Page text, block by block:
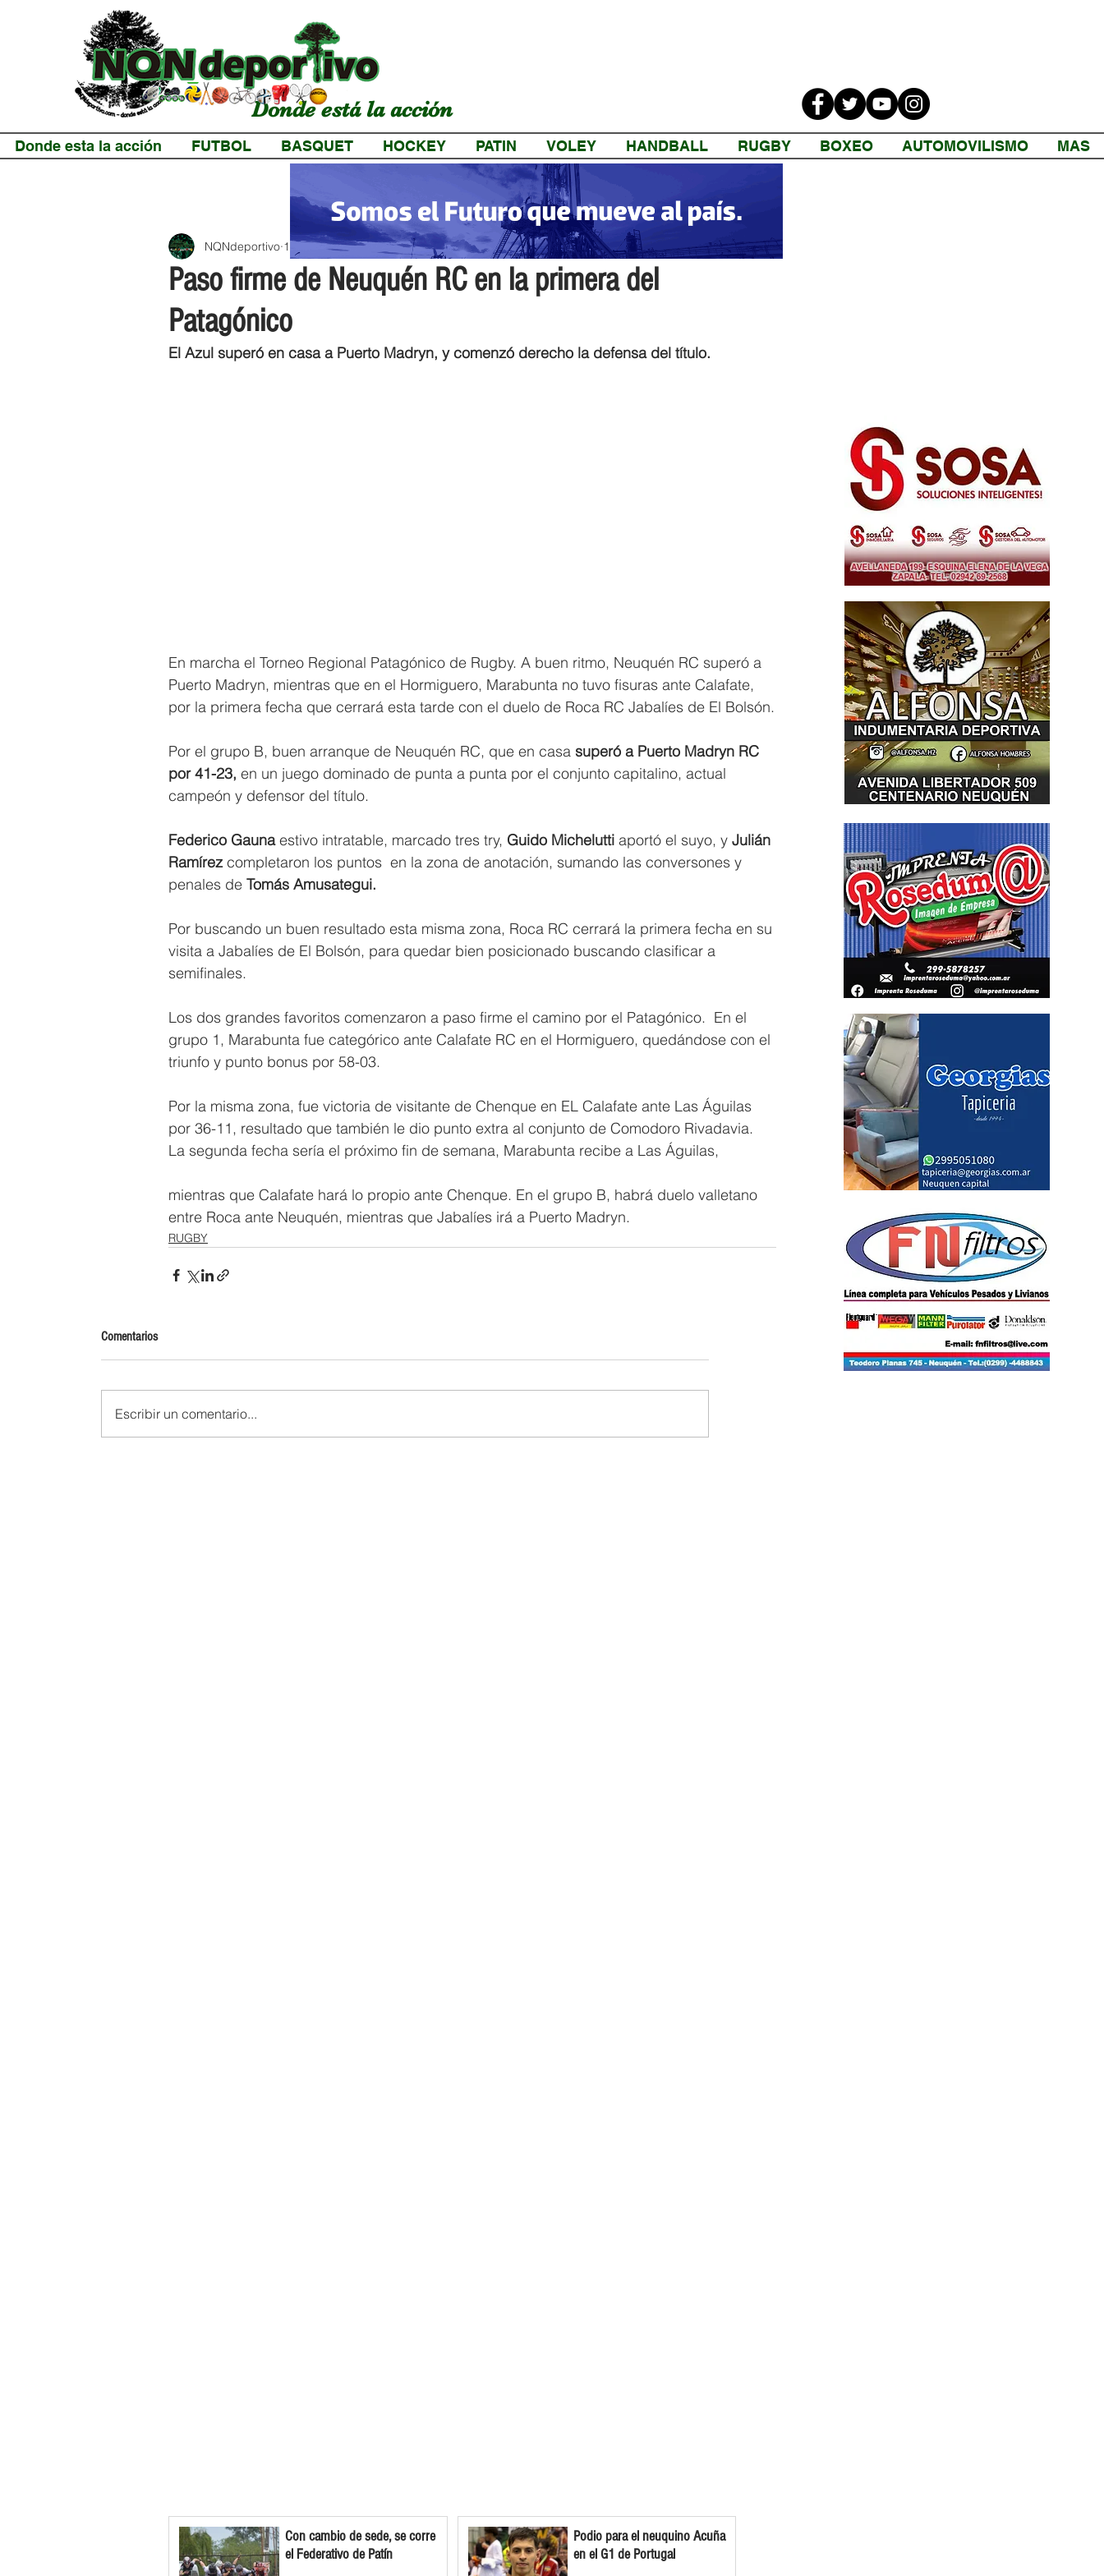
Donde está la acción
Donde esta la acción FUTBOL BASQUET HOCKEY PATIN VOLEY HANDBALL RUGBY BOXEO AUTOMOVILISMO MAS
Paso firme de Neuquén RC en la primera del
Patagónico
NQNdeportivo 1 min de lectura
El Azul superó en casa a Puerto Madryn, y comenzó derecho la defensa del título.
En marcha el Torneo Regional Patagónico de Rugby. A buen ritmo, Neuquén RC superó a
Puerto Madryn, mientras que en el Hormiguero, Marabunta no tuvo fisuras ante Calafate,
por la primera fecha que cerrará esta tarde con el duelo de Roca RC Jabalíes de El Bolsón.
Por el grupo B, buen arranque de Neuquén RC, que en casa superó a Puerto Madryn RC
por 41-23, en un juego dominado de punta a punta por el conjunto capitalino, actual
campeón y defensor del título.
Federico Gauna estivo intratable, marcado tres try, Guido Michelutti aportó el suyo, y Julián
Ramírez completaron los puntos  en la zona de anotación, sumando las conversones y
penales de Tomás Amusategui.
Por buscando un buen resultado esta misma zona, Roca RC cerrará la primera fecha en su
visita a Jabalíes de El Bolsón, para quedar bien posicionado buscando clasificar a
semifinales.
Los dos grandes favoritos comenzaron a paso firme el camino por el Patagónico.  En el
grupo 1, Marabunta fue categórico ante Calafate RC en el Hormiguero, quedándose con el
triunfo y punto bonus por 58-03.
Por la misma zona, fue victoria de visitante de Chenque en EL Calafate ante Las Águilas
por 36-11, resultado que también le dio punto extra al conjunto de Comodoro Rivadavia.
La segunda fecha sería el próximo fin de semana, Marabunta recibe a Las Águilas,
mientras que Calafate hará lo propio ante Chenque. En el grupo B, habrá duelo valletano
entre Roca ante Neuquén, mientras que Jabalíes irá a Puerto Madryn.
RUGBY
Comentarios
Escribir un comentario...
Con cambio de sede, se corre
el Federativo de Patín
Podio para el neuquino Acuña
en el G1 de Portugal